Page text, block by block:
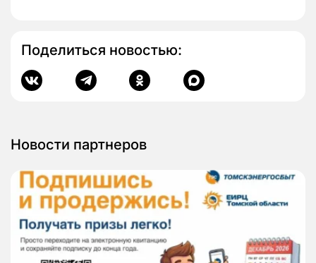
Поделиться новостью:
Новости партнеров